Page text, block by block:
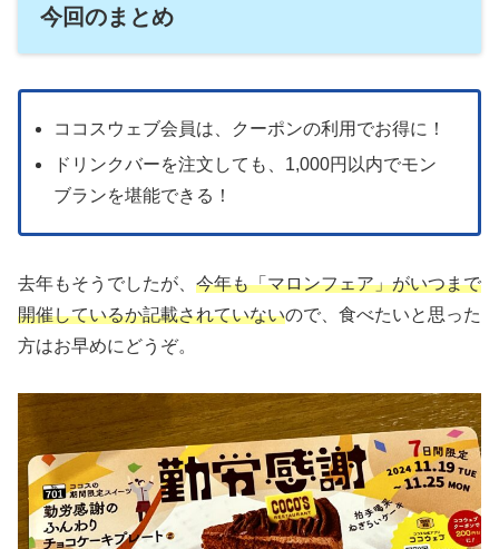
今回のまとめ
ココスウェブ会員は、クーポンの利用でお得に！
ドリンクバーを注文しても、1,000円以内でモン
ブランを堪能できる！
去年もそうでしたが、 今年も「マロンフェア」がいつまで
開催しているか記載されていないので、食べたいと思った
方はお早めにどうぞ。